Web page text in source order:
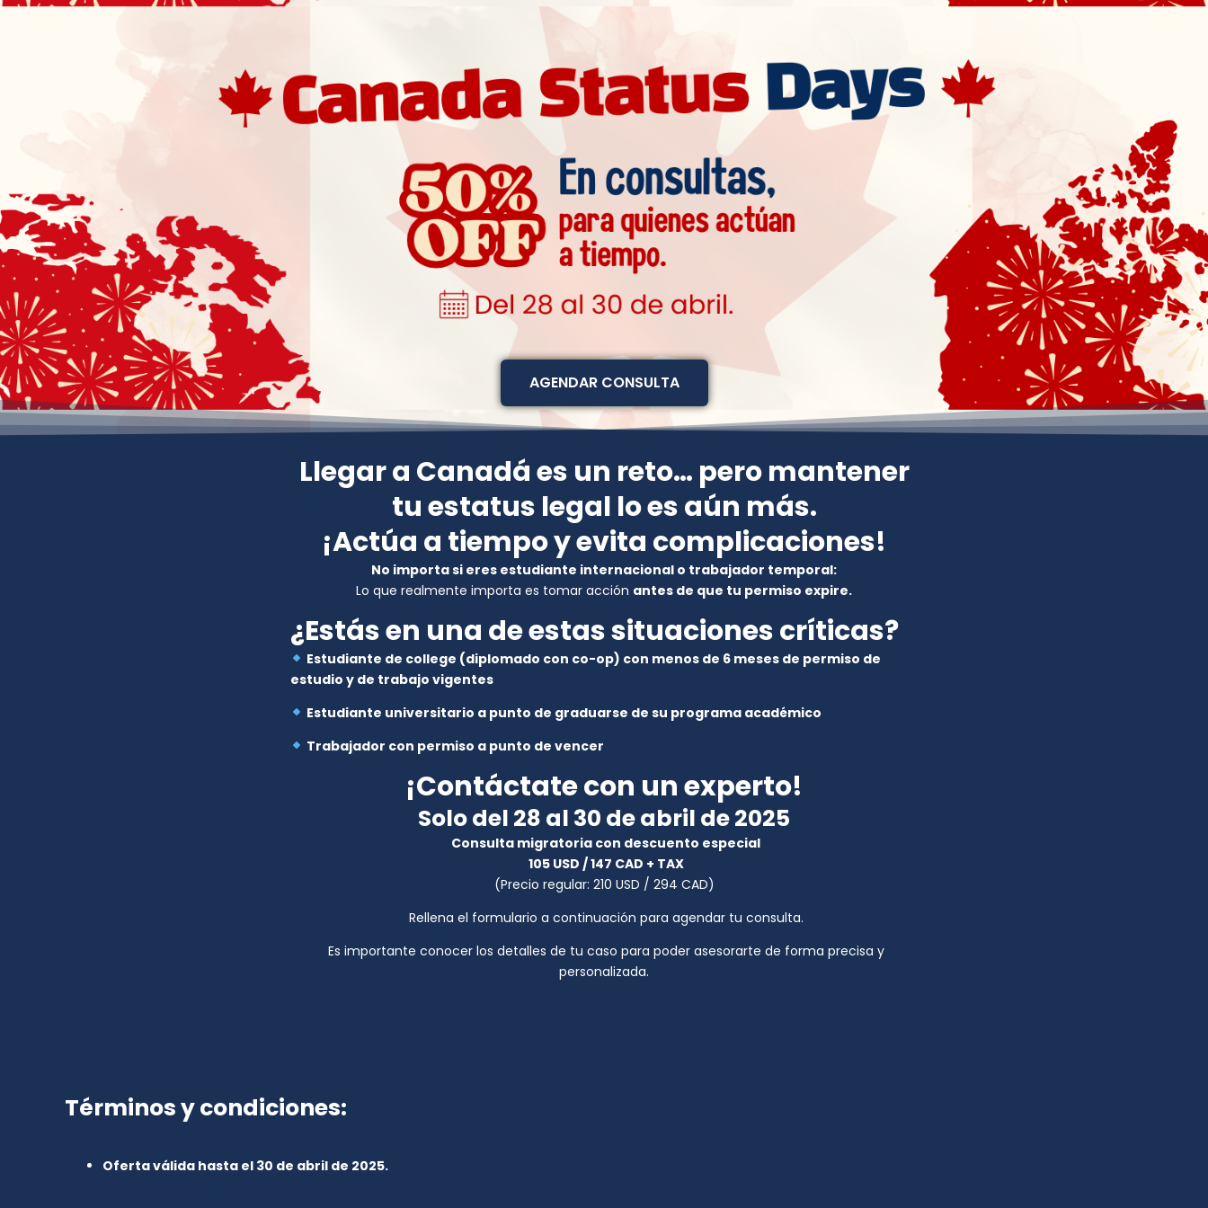
AGENDAR CONSULTA
Llegar a Canadá es un reto… pero mantener
tu estatus legal lo es aún más.
¡Actúa a tiempo y evita complicaciones!
No importa si eres estudiante internacional o trabajador temporal:
Lo que realmente importa es tomar acción antes de que tu permiso expire.
¿Estás en una de estas situaciones críticas?
Estudiante de college (diplomado con co-op) con menos de 6 meses de permiso de
estudio y de trabajo vigentes
Estudiante universitario a punto de graduarse de su programa académico
Trabajador con permiso a punto de vencer
¡Contáctate con un experto!
Solo del 28 al 30 de abril de 2025
Consulta migratoria con descuento especial
105 USD / 147 CAD + TAX
(Precio regular: 210 USD / 294 CAD)
Rellena el formulario a continuación para agendar tu consulta.
Es importante conocer los detalles de tu caso para poder asesorarte de forma precisa y
personalizada.
Términos y condiciones:
Oferta válida hasta el 30 de abril de 2025.